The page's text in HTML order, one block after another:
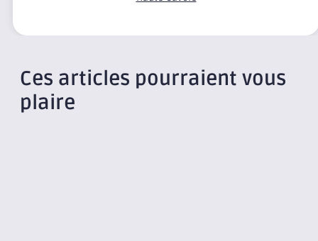
Ces articles pourraient vous
plaire